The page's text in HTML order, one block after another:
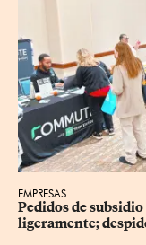
EMPRESAS
Pedidos de
ligeramente;